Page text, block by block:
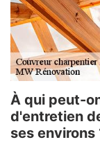
À qui peut-
d'entretien
ses environs